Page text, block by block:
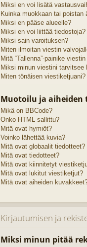
Miksi en voi lisätä
Kuinka muokkaan tai poistan
Miksi en pääse alueelle?
Miksi en voi liittää tiedostoja?
Miksi sain varoituksen?
Miten ilmoitan viestin
Mitä “Tallenna”-painike
Miksi minun viestini tarvitsee
Miten tönäisen viestiketjuani?
Muotoilu ja aiheiden
Mikä on BBCode?
Onko HTML sallittu?
Mitä ovat hymiöt?
Voinko lähettää kuvia?
Mitä ovat globaalit tiedotteet?
Mitä ovat tiedotteet?
Mitä ovat kiinnitetyt
Mitä ovat lukitut viestiketjut?
Mitä ovat aiheiden
Kirjautumisen ja
Miksi minun pitää